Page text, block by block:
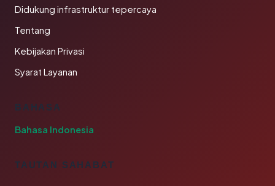
Didukung infrastruktur tepercaya
Tentang
Kebijakan Privasi
Syarat Layanan
BAHASA
Bahasa Indonesia
TAUTAN SAHABAT